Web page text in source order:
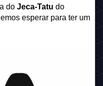
do Jeca-Tatu do
esperar para ter um